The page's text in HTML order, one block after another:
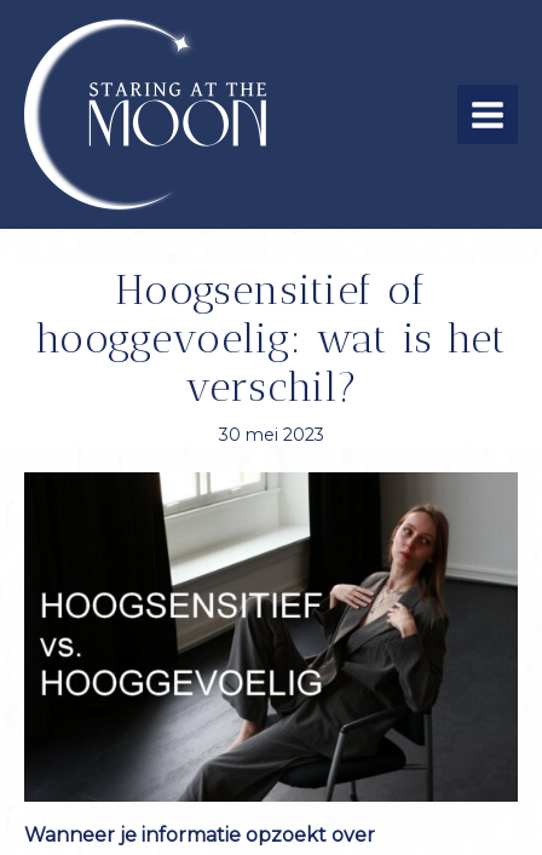
inhoud
MAIN
Hoogsensitief of
hooggevoelig: wat is het
verschil?
30 mei 2023
Wanneer je informatie opzoekt over